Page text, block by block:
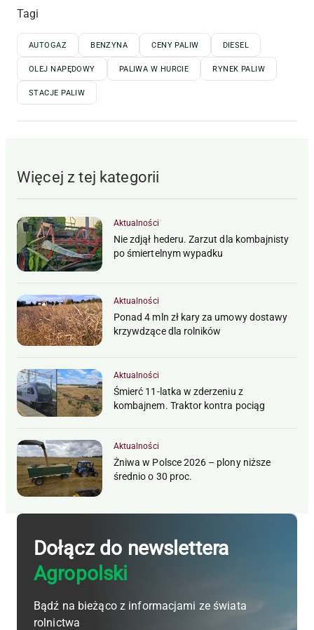
Tagi
AUTOGAZ BENZYNA CENY PALIW DIESEL
OLEJ NAPĘDOWY PALIWA W HURCIE RYNEK PALIW
STACJE PALIW
Więcej z tej kategorii
Aktualności
Nie zdjął hederu. Zarzut dla kombajnisty
po śmiertelnym wypadku
Aktualności
Ponad 4 mln zł kary za umowy dostawy
krzywdzące dla rolników
Aktualności
Śmierć 11-latka w zderzeniu z
kombajnem. Traktor kontra pociąg
Aktualności
Żniwa w Polsce 2026 – plony niższe
średnio o 30 proc.
Dołącz do newslettera
Agropolski
Bądź na bieżąco z informacjami ze świata
rolnictwa